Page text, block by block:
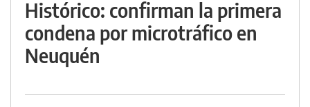
Histórico: confirman la primera
condena por microtráfico en
Neuquén